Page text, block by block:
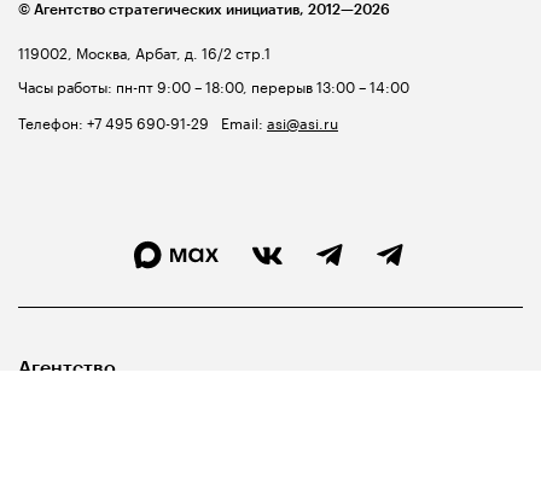
119002, Москва, Арбат, д. 16/2 стр.1
Часы работы: пн-пт 9:00 – 18:00, перерыв 13:00 – 14:00
Телефон: +7 495 690-91-29 Email: asi@asi.ru
© Агентство стратегических инициатив, 2012—2026
Агентство